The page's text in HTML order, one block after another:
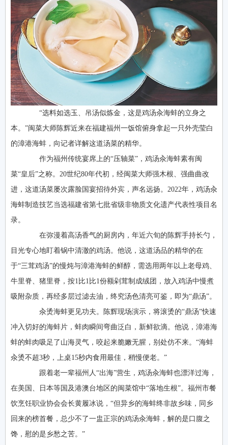
“选料如选玉、吊汤似炼金，这是鸡汤汆海蚌的立身之
本。”闽菜大师陈辉近来在福建福州一饭馆俯身拿起一只外壳莹白
的漳港海蚌，向记者详解这道汤菜的精华。
作为福州传统宴席上的“压轴菜”，鸡汤汆海蚌素有闽
菜“皇后”之称。20世纪80年代初，经闽菜大师强木根、强曲曲改
进，这道汤菜屡次露脸国宴招待外宾，声名远扬。2022年，鸡汤汆
海蚌制造技艺当选福建省第七批省级非物质文化遗产代表性项目名
录。
在弥漫着高汤香气的厨房内，年近六旬的陈辉手持长勺，
目光专心地盯着锅中清澈的鸡汤。他说，这道汤品的精华的在
于“三茸鸡汤”的慢炖与漳港海蚌的鲜醇，需选用两年以上老母鸡、
牛里脊、猪里脊，按1比1比1份额剁茸制成绒团，放入鸡汤中慢煮
吸附杂质，再经多层过滤去油，终究汤色清亮可鉴，即为“鼎汤”。
汆烫海蚌更见功夫。陈辉现场演示，将滚烫的“鼎汤”快速
冲入切好的海蚌片，蚌肉瞬间弯曲泛白，新鲜欲滴。他说，漳港海
蚌的蚌肉吸足了山海灵气，咬起来脆嫩无腥，别处仿不来。“海蚌
汆烫不超3秒，上桌15秒内食用最佳，稍慢便老。”
跟着老一辈福州人“出海”营生，鸡汤汆海蚌也漂洋过海，
在美国、日本等国及港澳台地区的闽菜馆中“落地生根”。福州市餐
饮烹饪职业协会会长黄履冰说，“但异乡的海蚌终非故乡味，同乡
回来的榜首餐，总少不了一盅正宗的鸡汤汆海蚌，解的是口腹之
馋，慰的是乡愁之苦。”